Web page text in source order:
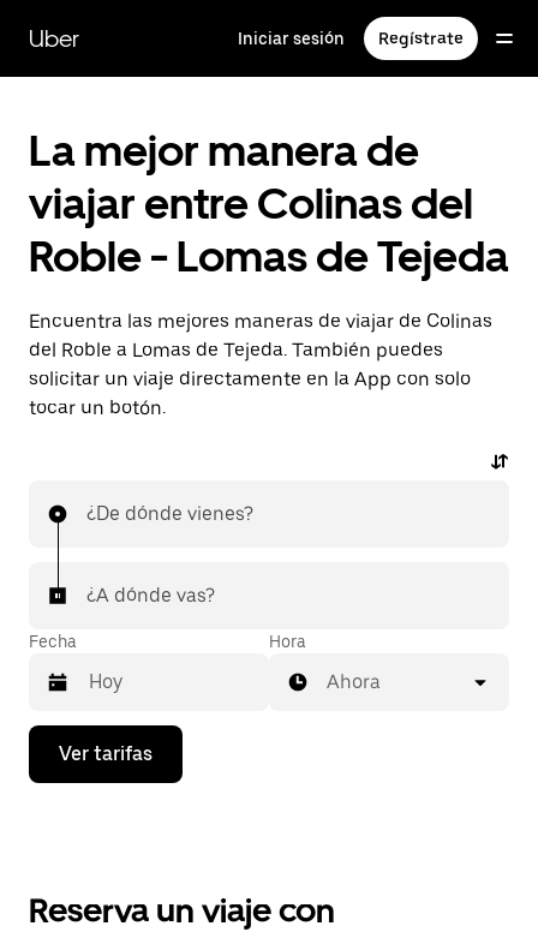
contenido
principal
Uber Iniciar sesión Regístrate
La mejor manera de
viajar entre Colinas del
Roble - Lomas de Tejeda
Encuentra las mejores maneras de viajar de Colinas
del Roble a Lomas de Tejeda. También puedes
solicitar un viaje directamente en la App con solo
tocar un botón.
¿De dónde vienes?
¿A dónde vas?
Fecha
Presiona
flecha
el
Hora
Ahora
Ver tarifas
Reserva un viaje con